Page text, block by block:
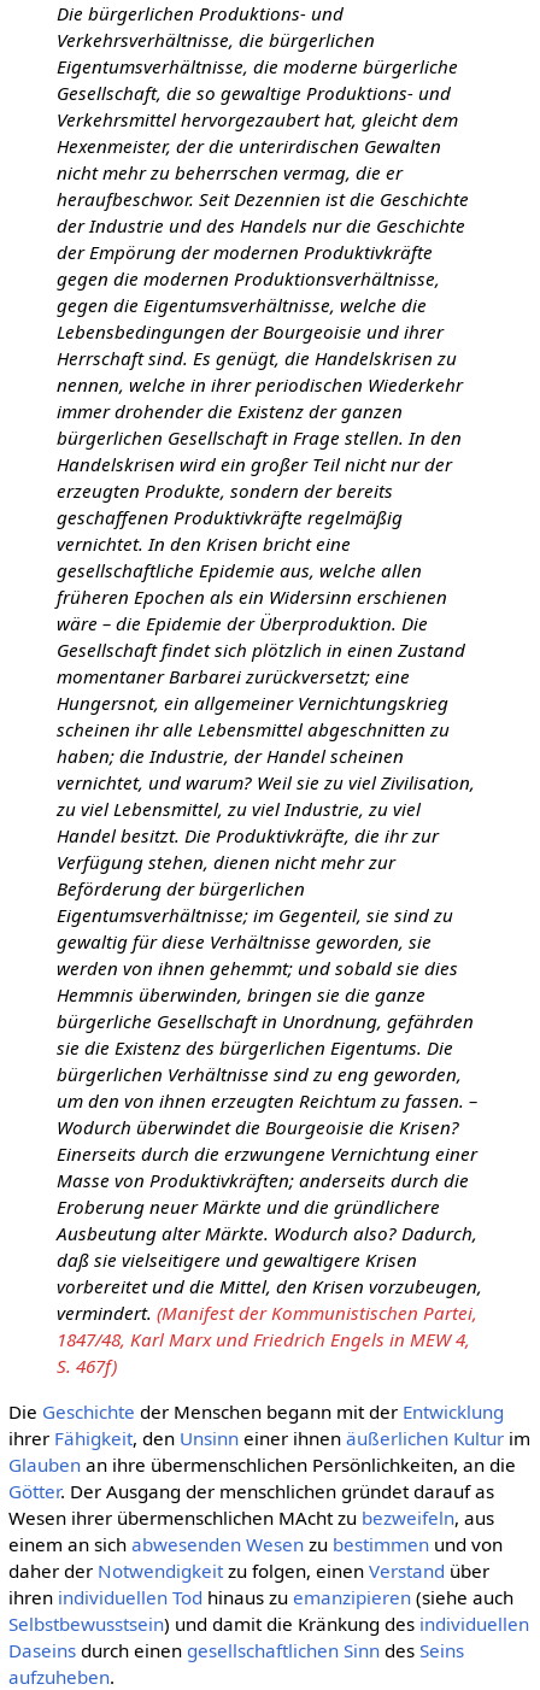
Die bürgerlichen Produktions- und
Verkehrsverhältnisse, die bürgerlichen
Eigentumsverhältnisse, die moderne bürgerliche
Gesellschaft, die so gewaltige Produktions- und
Verkehrsmittel hervorgezaubert hat, gleicht dem
Hexenmeister, der die unterirdischen Gewalten
nicht mehr zu beherrschen vermag, die er
heraufbeschwor. Seit Dezennien ist die Geschichte
der Industrie und des Handels nur die Geschichte
der Empörung der modernen Produktivkräfte
gegen die modernen Produktionsverhältnisse,
gegen die Eigentumsverhältnisse, welche die
Lebensbedingungen der Bourgeoisie und ihrer
Herrschaft sind. Es genügt, die Handelskrisen zu
nennen, welche in ihrer periodischen Wiederkehr
immer drohender die Existenz der ganzen
bürgerlichen Gesellschaft in Frage stellen. In den
Handelskrisen wird ein großer Teil nicht nur der
erzeugten Produkte, sondern der bereits
geschaffenen Produktivkräfte regelmäßig
vernichtet. In den Krisen bricht eine
gesellschaftliche Epidemie aus, welche allen
früheren Epochen als ein Widersinn erschienen
wäre – die Epidemie der Überproduktion. Die
Gesellschaft findet sich plötzlich in einen Zustand
momentaner Barbarei zurückversetzt; eine
Hungersnot, ein allgemeiner Vernichtungskrieg
scheinen ihr alle Lebensmittel abgeschnitten zu
haben; die Industrie, der Handel scheinen
vernichtet, und warum? Weil sie zu viel Zivilisation,
zu viel Lebensmittel, zu viel Industrie, zu viel
Handel besitzt. Die Produktivkräfte, die ihr zur
Verfügung stehen, dienen nicht mehr zur
Beförderung der bürgerlichen
Eigentumsverhältnisse; im Gegenteil, sie sind zu
gewaltig für diese Verhältnisse geworden, sie
werden von ihnen gehemmt; und sobald sie dies
Hemmnis überwinden, bringen sie die ganze
bürgerliche Gesellschaft in Unordnung, gefährden
sie die Existenz des bürgerlichen Eigentums. Die
bürgerlichen Verhältnisse sind zu eng geworden,
um den von ihnen erzeugten Reichtum zu fassen. –
Wodurch überwindet die Bourgeoisie die Krisen?
Einerseits durch die erzwungene Vernichtung einer
Masse von Produktivkräften; anderseits durch die
Eroberung neuer Märkte und die gründlichere
Ausbeutung alter Märkte. Wodurch also? Dadurch,
daß sie vielseitigere und gewaltigere Krisen
vorbereitet und die Mittel, den Krisen vorzubeugen,
vermindert. (Manifest der Kommunistischen Partei,
1847/48, Karl Marx und Friedrich Engels in MEW 4,
S. 467f)
Die Geschichte der Menschen begann mit der Entwicklung
ihrer Fähigkeit, den Unsinneiner ihnen äußerlichen Kulturim
Glaubenan ihre übermenschlichen Persönlichkeiten, an die
Götter. Der Ausgang der menschlichen gründet darauf as
Wesen ihrer übermenschlichen MAcht zu bezweifeln, aus
einem an sich abwesenden Wesenzu bestimmenund von
daher der Notwendigkeitzu folgen, einen Verstand über
ihren individuellen Tod hinaus zu emanzipieren(siehe auch
Selbstbewusstsein) und damit die Kränkung des individuellen
Daseinsdurch einen gesellschaftlichen Sinndes Seins
aufzuheben.